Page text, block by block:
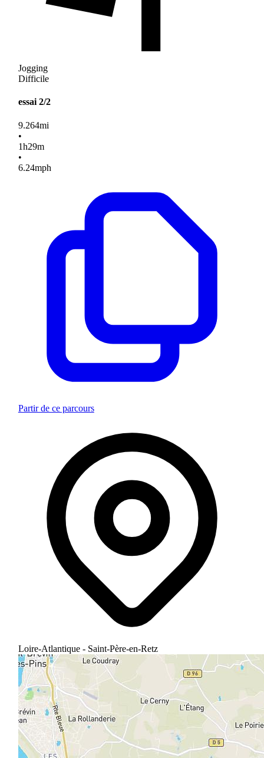
Jogging
Difficile
essai 2/2
9.264mi
•
1h29m
•
6.24mph
Partir de ce parcours
Loire-Atlantique - Saint-Père-en-Retz